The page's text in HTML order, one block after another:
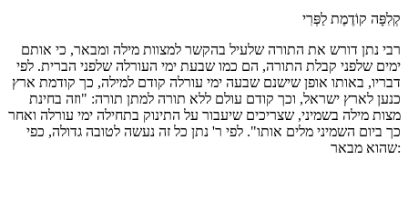
קְלִפָּה קוֹדֶמֶת לַפְּרִי
רבי נתן דורש את התורה שלעיל בהקשר למצוות מילה ומבאר, כי אותם
ימים שלפני קבלת התורה, הם כמו שבעת ימי העורלה שלפני הברית. לפי
דבריו, באותו אופן שישנם שבעה ימי עורלה קודם למילה, כך קודמת ארץ
כנען לארץ ישראל, וכך קודם עולם ללא תורה למתן תורה: "וזה בחינת
מצות מילה בשמיני, שצריכים שיעבור על התינוק בתחילה ימי עורלה ואחר
כך ביום השמיני מלים אותו". לפי ר' נתן כל זה נעשה לטובה גדולה, כפי
שהוא מבאר: